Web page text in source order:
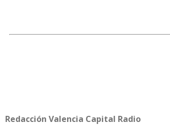
Redacción Valencia Capital Radio